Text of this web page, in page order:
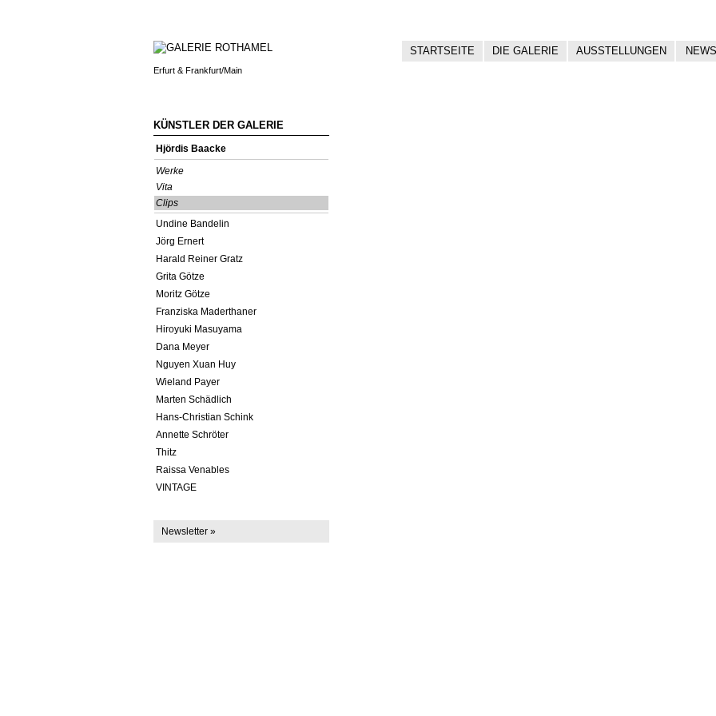
Erfurt & Frankfurt/Main
STARTSEITE DIE GALERIE AUSSTELLUNGEN NEWS
KÜNSTLER DER GALERIE
Hjördis Baacke
Werke
Vita
Clips
Undine Bandelin
Jörg Ernert
Harald Reiner Gratz
Grita Götze
Moritz Götze
Franziska Maderthaner
Hiroyuki Masuyama
Dana Meyer
Nguyen Xuan Huy
Wieland Payer
Marten Schädlich
Hans-Christian Schink
Annette Schröter
Thitz
Raissa Venables
VINTAGE
Newsletter »